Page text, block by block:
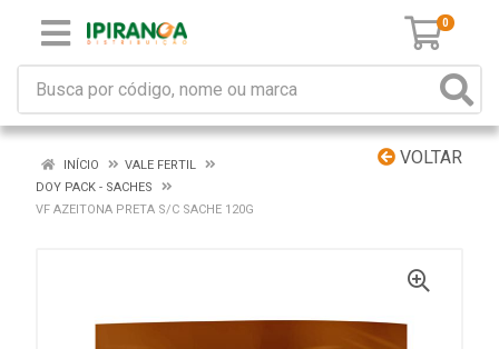
0
VOLTAR
INÍCIO
VALE FERTIL
DOY PACK - SACHES
VF AZEITONA PRETA S/C SACHE 120G